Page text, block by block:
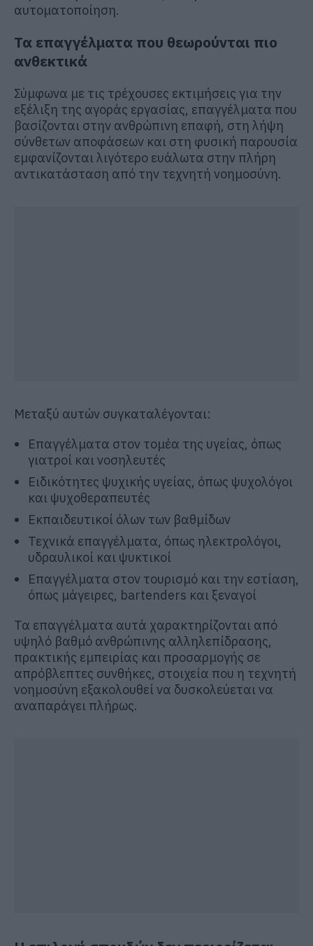
αυτοματοποίηση.
Τα επαγγέλματα που θεωρούνται πιο
ανθεκτικά
Σύμφωνα με τις τρέχουσες εκτιμήσεις για την
εξέλιξη της αγοράς εργασίας, επαγγέλματα που
βασίζονται στην ανθρώπινη επαφή, στη λήψη
σύνθετων αποφάσεων και στη φυσική παρουσία
εμφανίζονται λιγότερο ευάλωτα στην πλήρη
αντικατάσταση από την τεχνητή νοημοσύνη.
Μεταξύ αυτών συγκαταλέγονται:
Επαγγέλματα στον τομέα της υγείας, όπως
γιατροί και νοσηλευτές
Ειδικότητες ψυχικής υγείας, όπως ψυχολόγοι
και ψυχοθεραπευτές
Εκπαιδευτικοί όλων των βαθμίδων
Τεχνικά επαγγέλματα, όπως ηλεκτρολόγοι,
υδραυλικοί και ψυκτικοί
Επαγγέλματα στον τουρισμό και την εστίαση,
όπως μάγειρες, bartenders και ξεναγοί
Τα επαγγέλματα αυτά χαρακτηρίζονται από
υψηλό βαθμό ανθρώπινης αλληλεπίδρασης,
πρακτικής εμπειρίας και προσαρμογής σε
απρόβλεπτες συνθήκες, στοιχεία που η τεχνητή
νοημοσύνη εξακολουθεί να δυσκολεύεται να
αναπαράγει πλήρως.